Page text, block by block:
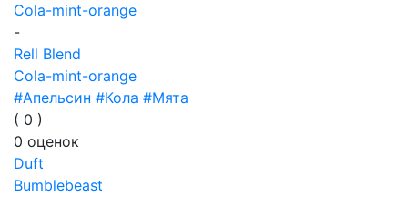
Cola-mint-orange
-
Rell Blend
Cola-mint-orange
#Апельсин #Кола #Мята
( 0 )
0 оценок
Duft
Bumblebeast